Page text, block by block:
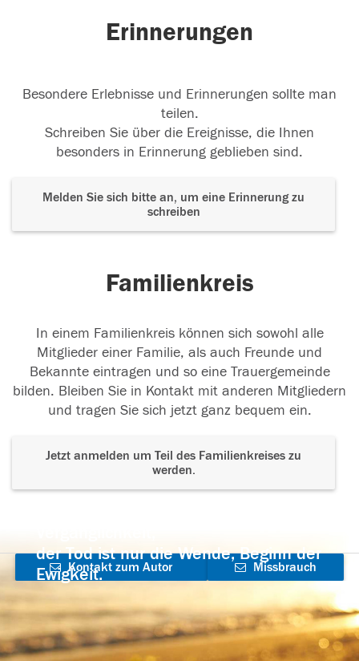
Erinnerungen
Besondere Erlebnisse und Erinnerungen sollte man
teilen.
Schreiben Sie über die Ereignisse, die Ihnen
besonders in Erinnerung geblieben sind.
Melden Sie sich bitte an, um eine Erinnerung zu
schreiben
Familienkreis
In einem Familienkreis können sich sowohl alle
Mitglieder einer Familie, als auch Freunde und
Bekannte eintragen und so eine Trauergemeinde
bilden. Bleiben Sie in Kontakt mit anderen Mitgliedern
und tragen Sie sich jetzt ganz bequem ein.
Jetzt anmelden um Teil des Familienkreises zu
werden.
der Tod ist nur die Wende, Beginn der
Ewigkeit.
Kontakt zum Autor
aufnehmen
Missbrauch